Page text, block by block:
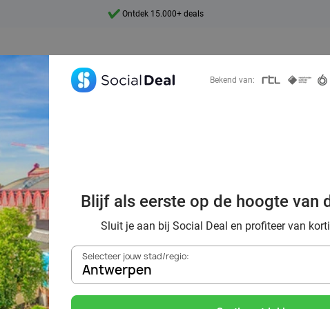
7 dagen per week beschikbaar
dag met
Social Deal
Bekend van:
Blijf als eerste op de hoogte van
Sluit je aan bij Social Deal en profiteer van
Selecteer jouw stad/regio:
Antwerpen